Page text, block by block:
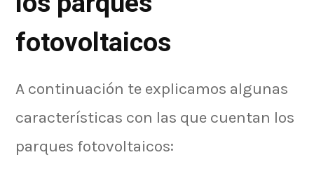
fotovoltaicos
A continuación te explicamos algunas
características con las que cuentan los
parques fotovoltaicos: